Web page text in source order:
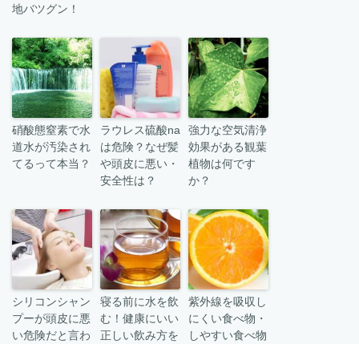
地バツグン！
硝酸態窒素で水
道水が汚染され
てるって本当？
ラウレス硫酸na
は危険？なぜ髪
や頭皮に悪い・
安全性は？
強力な空気清浄
効果がある観葉
植物は何です
か？
シリコンシャン
プーが頭皮に悪
い危険だと言わ
寝る前に水を飲
む！健康にいい
正しい飲み方を
紫外線を吸収し
にくい食べ物・
しやすい食べ物